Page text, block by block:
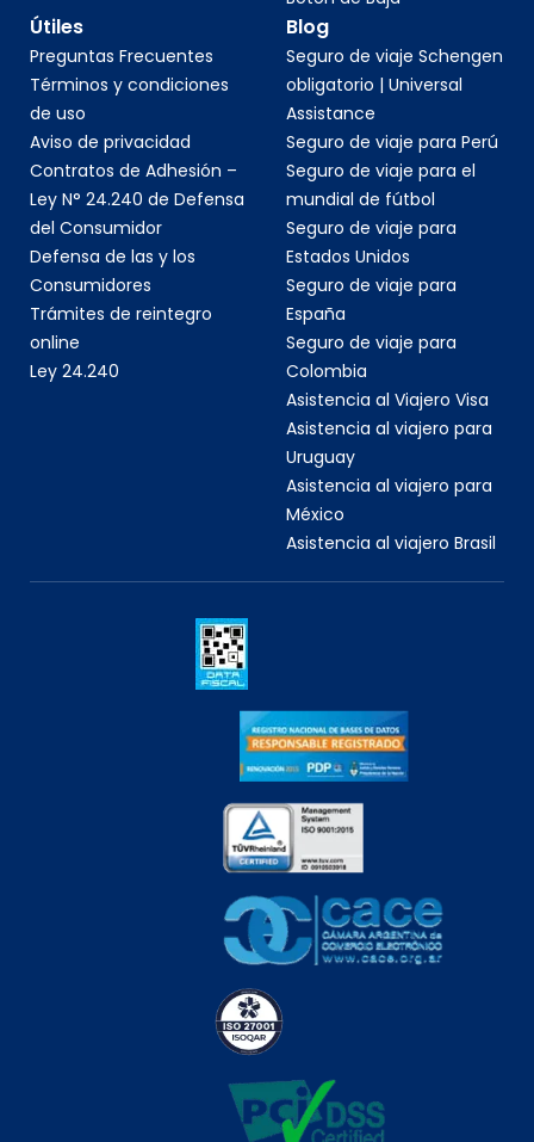
Útiles
Preguntas Frecuentes
Términos y condiciones
de uso
Aviso de privacidad
Contratos de Adhesión –
Ley N° 24.240 de Defensa
del Consumidor
Defensa de las y los
Consumidores
Trámites de reintegro
online
Ley 24.240
Blog
Seguro de viaje Schengen
obligatorio | Universal
Assistance
Seguro de viaje para Perú
Seguro de viaje para el
mundial de fútbol
Seguro de viaje para
Estados Unidos
Seguro de viaje para
España
Seguro de viaje para
Colombia
Asistencia al Viajero Visa
Asistencia al viajero para
Uruguay
Asistencia al viajero para
México
Asistencia al viajero Brasil